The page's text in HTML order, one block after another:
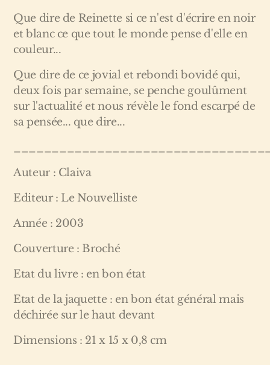
Que dire de Reinette si ce n'est d'écrire en noir
et blanc ce que tout le monde pense d'elle en
couleur...
Que dire de ce jovial et rebondi bovidé qui,
deux fois par semaine, se penche goulûment
sur l'actualité et nous révèle le fond escarpé de
sa pensée... que dire...
Auteur : Claiva
Editeur : Le Nouvelliste
Année : 2003
Couverture : Broché
Etat du livre : en bon état
Etat de la jaquette : en bon état général mais
déchirée sur le haut devant
Dimensions : 21 x 15 x 0,8 cm